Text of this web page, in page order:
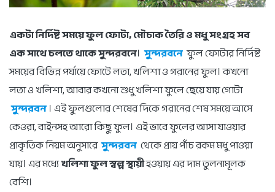
একটা নির্দিষ্ট সময়ে ফুল ফোটা, মৌচাক তৈরি ও মধু সংগ্রহ সব
এক সাথে চলতে থাকে সুন্দরবনে। সুন্দরবনেফুল ফোটার নির্দিষ্ট
সময়ের বিভিন্ন পর্যায়ে ফোটে লতা, খলিশা ও গরানের ফুল। কখনো
লতা ও খলিশা, আবার কখনো শুধু খলিশা ফুলে ছেয়ে যায় গোটা
সুন্দরবন। এই ফুলগুলোর শেষের দিকে গরানের শেষ সময়ে আসে
কেওরা, বাইনসহ আরো কিছু ফুল। এই ভাবে ফুলের আসা যাওয়ার
প্রাকৃতিক নিয়ম অনুসারেসুন্দরবন থেকে প্রায় পাঁচ রকম মধু পাওয়া
যায়। এর মধ্যেখলিশা ফুল স্বল্প স্থায়ীহওয়ায় এর দাম তুলনামূলক
বেশি।